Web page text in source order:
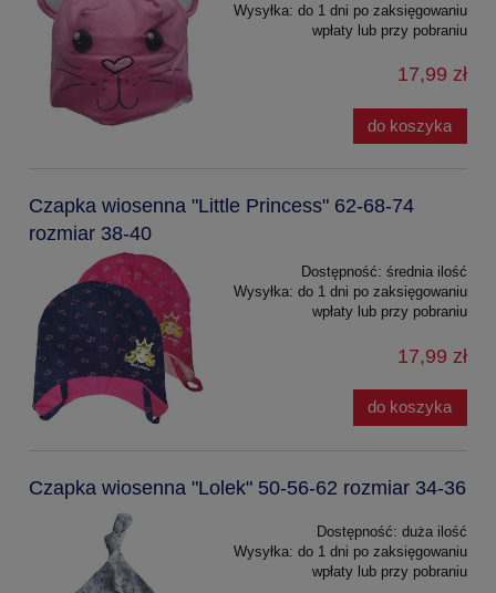
Wysyłka: do 1 dni po zaksięgowaniu
wpłaty lub przy pobraniu
17,99 zł
do koszyka
Czapka wiosenna "Little Princess" 62-68-74
rozmiar 38-40
Dostępność: średnia ilość
Wysyłka: do 1 dni po zaksięgowaniu
wpłaty lub przy pobraniu
17,99 zł
do koszyka
Czapka wiosenna "Lolek" 50-56-62 rozmiar 34-36
Dostępność: duża ilość
Wysyłka: do 1 dni po zaksięgowaniu
wpłaty lub przy pobraniu